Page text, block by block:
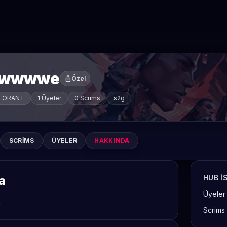
lock Özel
1 Üyeler 0 Scrims s2g
SCRIMS ÜYELER HAKKINDA
HUB
Üyeler
Scrims